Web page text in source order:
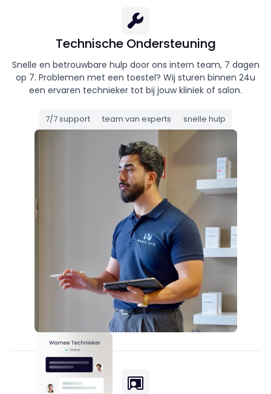
Technische Ondersteuning
Snelle en betrouwbare hulp door ons intern team, 7 dagen
op 7. Problemen met een toestel? Wij sturen binnen 24u
een ervaren technieker tot bij jouw kliniek of salon.
7/7 support team van experts snelle hulp